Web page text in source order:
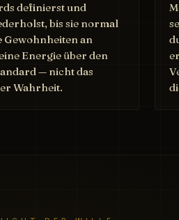
definierst und
bis sie normal
Gewohnheiten an
Energie über den
— nicht das
Wahrheit.